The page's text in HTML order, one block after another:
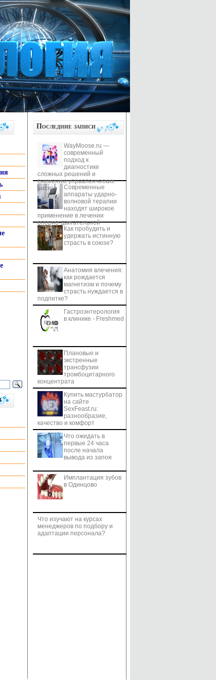
Последние записи
WayMoose.ru —
современный
подход к
диагностике
сложных решений и
снижению управленческих
рисков
Современные
аппараты ударно-
волновой терапии
находят широкое
применение в лечении
опорно-двигательной
системы Как пробудить и
удержать истинную
страсть в союзе?
Анатомия влечения:
как рождается
магнетизм и почему
страсть нуждается в
подпитке?
Гастроэнтерология
в клинике - Freshmed
Плановые и
экстренные
трансфузии
тромбоцитарного
концентрата
Купить мастурбатор
на сайте
SexFeast.ru:
разнообразие,
качество и комфорт
Что ожидать в
первые 24 часа
после начала
вывода из запоя
Имплантация зубов
в Одинцово
Что изучают на курсах
менеджеров по подбору и
адаптации персонала?